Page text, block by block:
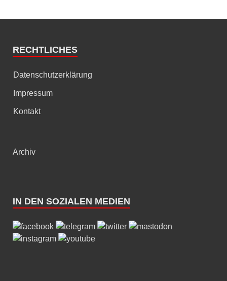
RECHTLICHES
Datenschutzerklärung
Impressum
Kontakt
Archiv
IN DEN SOZIALEN MEDIEN